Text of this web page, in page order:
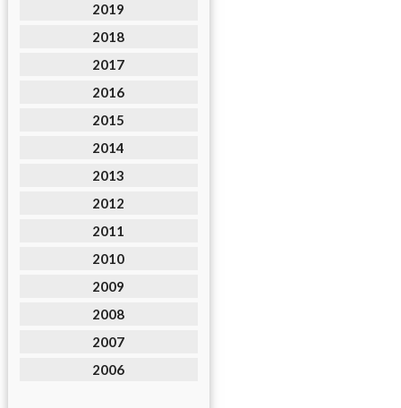
2019
2018
2017
2016
2015
2014
2013
2012
2011
2010
2009
2008
2007
2006